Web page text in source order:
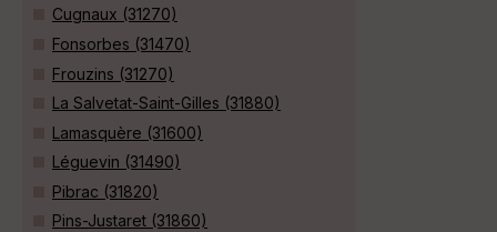
Cugnaux (31270)
Fonsorbes (31470)
Frouzins (31270)
La Salvetat-Saint-Gilles (31880)
Lamasquère (31600)
Léguevin (31490)
Pibrac (31820)
Pins-Justaret (31860)